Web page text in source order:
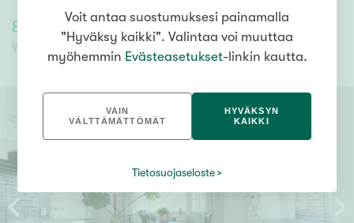
85 000,00 €
Velaton hinta
74 943,80 €
Voit antaa suostumuksesi painamalla
"Hyväksy kaikki". Valintaa voi muuttaa
myöhemmin Evästeasetukset-linkin kautta.
VAIN
VÄLTTÄMÄTTÖMÄT
HYVÄKSYN
KAIKKI
Tietosuojaseloste